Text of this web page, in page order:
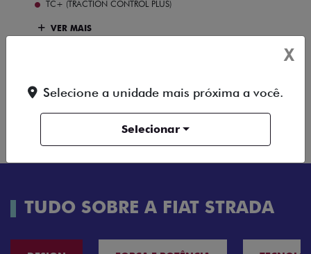
TC+ (TRACTION CONTROL PLUS)
VER MAIS
ENTRAR EM
CONTATO
COMPARAR
VERSÃO
TUDO SOBRE A FIAT STRADA
X
Selecione a unidade mais próxima a você.
Selecionar